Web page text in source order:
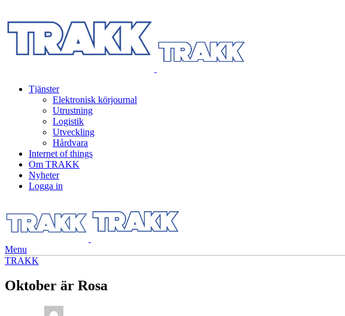
Tjänster
Elektronisk körjournal
Utrustning
Logistik
Utveckling
Hårdvara
Internet of things
Om TRAKK
Nyheter
Logga in
Menu
TRAKK
Oktober är Rosa